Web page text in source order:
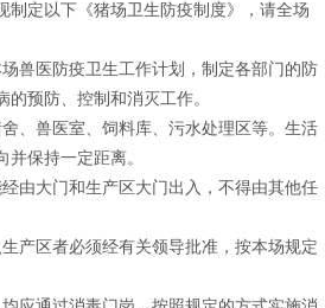
制定以下《猪场卫生防疫制度》，请全场
医防疫卫生工作计划，制定各部门的防
预防、控制和消灭工作。
兽医室、饲料库、污水处理区等。生活
保持一定距离。
大门和生产区大门出入，不得由其他任
区者必须经有关领导批准，按本场规定